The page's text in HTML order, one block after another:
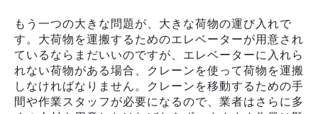
もう一つの大きな問題が、大きな荷物の運び入れで
す。大荷物を運搬するためのエレベーターが用意され
ているならまだいいのですが、エレベーターに入れら
れない荷物がある場合、クレーンを使って荷物を運搬
しなければなりません。クレーンを移動するための手
間や作業スタッフが必要になるので、業者はさらに多